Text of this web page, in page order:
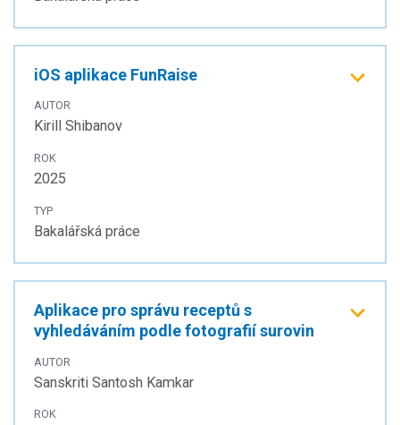
iOS aplikace FunRaise
AUTOR
Kirill Shibanov
ROK
2025
TYP
Bakalářská práce
Aplikace pro správu receptů s
vyhledáváním podle fotografií surovin
AUTOR
Sanskriti Santosh Kamkar
ROK